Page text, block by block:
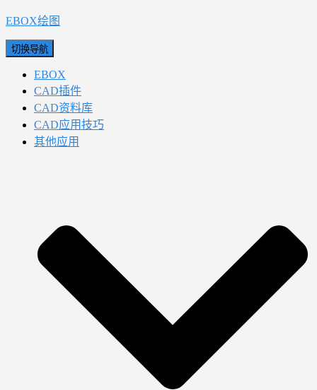
EBOX绘图
切换导航
EBOX
CAD插件
CAD资料库
CAD应用技巧
其他应用